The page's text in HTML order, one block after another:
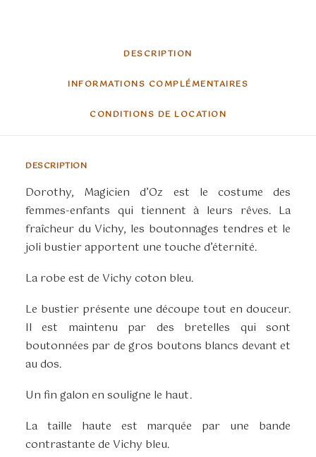
DESCRIPTION
INFORMATIONS COMPLÉMENTAIRES
CONDITIONS DE LOCATION
DESCRIPTION
Dorothy, Magicien d’Oz est le costume des
femmes-enfants qui tiennent à leurs rêves. La
fraîcheur du Vichy, les boutonnages tendres et le
joli bustier apportent une touche d’éternité.
La robe est de Vichy coton bleu.
Le bustier présente une découpe tout en douceur.
Il est maintenu par des bretelles qui sont
boutonnées par de gros boutons blancs devant et
au dos.
Un fin galon en souligne le haut.
La taille haute est marquée par une bande
contrastante de Vichy bleu.